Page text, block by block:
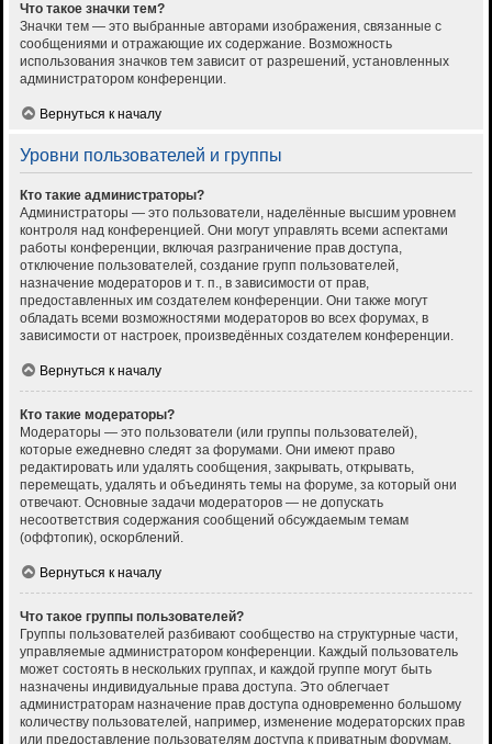
Что такое значки тем?
Значки тем — это выбранные авторами изображения, связанные с
сообщениями и отражающие их содержание. Возможность
использования значков тем зависит от разрешений, установленных
администратором конференции.
Вернуться к началу
Уровни пользователей и группы
Кто такие администраторы?
Администраторы — это пользователи, наделённые высшим уровнем
контроля над конференцией. Они могут управлять всеми аспектами
работы конференции, включая разграничение прав доступа,
отключение пользователей, создание групп пользователей,
назначение модераторов и т. п., в зависимости от прав,
предоставленных им создателем конференции. Они также могут
обладать всеми возможностями модераторов во всех форумах, в
зависимости от настроек, произведённых создателем конференции.
Вернуться к началу
Кто такие модераторы?
Модераторы — это пользователи (или группы пользователей),
которые ежедневно следят за форумами. Они имеют право
редактировать или удалять сообщения, закрывать, открывать,
перемещать, удалять и объединять темы на форуме, за который они
отвечают. Основные задачи модераторов — не допускать
несоответствия содержания сообщений обсуждаемым темам
(оффтопик), оскорблений.
Вернуться к началу
Что такое группы пользователей?
Группы пользователей разбивают сообщество на структурные части,
управляемые администратором конференции. Каждый пользователь
может состоять в нескольких группах, и каждой группе могут быть
назначены индивидуальные права доступа. Это облегчает
администраторам назначение прав доступа одновременно большому
количеству пользователей, например, изменение модераторских прав
или предоставление пользователям доступа к приватным форумам.